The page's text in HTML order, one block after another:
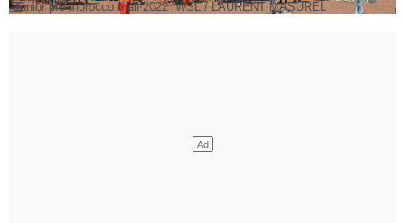
Junior pro morocco mall 2022 WSL / LAURENT MASUREL